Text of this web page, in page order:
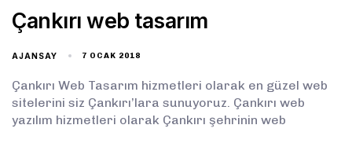
Çankırı web tasarım
AJANSAY 7 OCAK 2018
Çankırı Web Tasarım hizmetleri olarak en güzel web
sitelerini siz Çankırı’lara sunuyoruz. Çankırı web
yazılım hizmetleri olarak Çankırı şehrinin web